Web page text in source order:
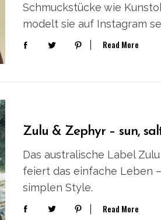
Schmuckstücke wie
modelt sie auf Instagram
Read More
Zulu & Zephyr – sun,
Das australische Label
feiert das einfache Leben
simplen Style.
Read More